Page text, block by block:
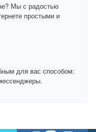
Мы с радостью
простыми и
для вас способом: